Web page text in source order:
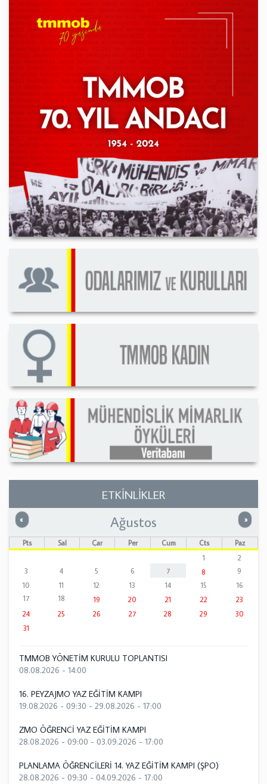
ETKİNLİKLER
« Önceki »
Ağustos
Pts Sal Çar Per Cum Cts
Paz
1
2
3
4 5 6 7 8
9
10
11 12 13 14 15
16
17
18 19 20 21 22
23
24
25 26 27 28 29
30
31
TMMOB YÖNETİM KURULU TOPLANTISI
08.08.2026 - 14:00
16. PEYZAJMO YAZ EĞİTİM KAMPI
19.08.2026 - 09:30 - 29.08.2026 - 17:00
ZMO ÖĞRENCİ YAZ EĞİTİM KAMPI
28.08.2026 - 09:00 - 03.09.2026 - 17:00
PLANLAMA ÖĞRENCİLERİ 14. YAZ EĞİTİM KAMPI (ŞPO)
28.08.2026 - 09:30 - 04.09.2026 - 17:00